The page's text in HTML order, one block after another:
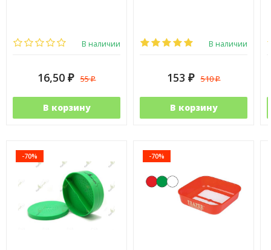
В наличии
16,50 ₽ 55₽
В корзину
В наличии
153 ₽ 510₽
В корзину
-70% -70%